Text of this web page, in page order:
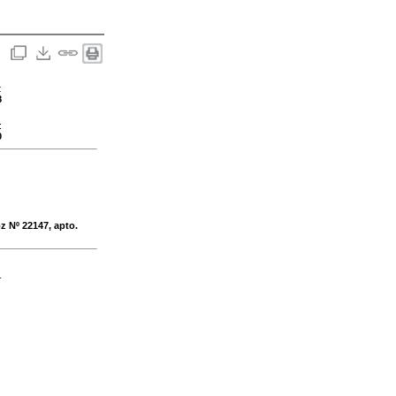
Nº 22147, apto.